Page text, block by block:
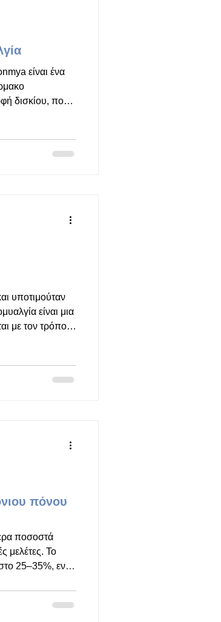
είναι ένα
δισκίου, που
μεταβολισμό
υποτιμούταν
είναι μια
με τον τρόπο
ψυχική
πόνου
ποσοστά
μελέτες. Το
25–35%, ενώ
όπως: